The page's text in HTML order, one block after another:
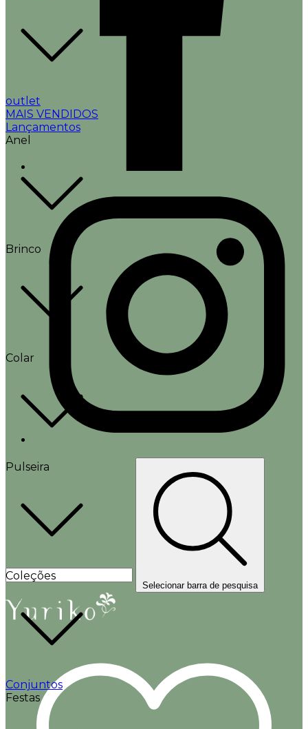
outlet
MAIS VENDIDOS
Lançamentos
Anel
Brinco
Colar
Pulseira
Coleções
Conjuntos
Festas
Selecionar barra de pesquisa